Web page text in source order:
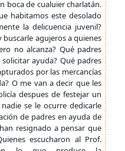
boca de cualuier charlatán.
habitamos este desolado
la delicuencia juvenil?
agujeros a quienes
no alcanza? Qué padres
ayuda? Qué padres
por las mercancías
O me van a decir que les
despues de festejar un
se le ocurre dedicarle
de padres en ayuda de
resignado a pensar que
escucharon al Prof.